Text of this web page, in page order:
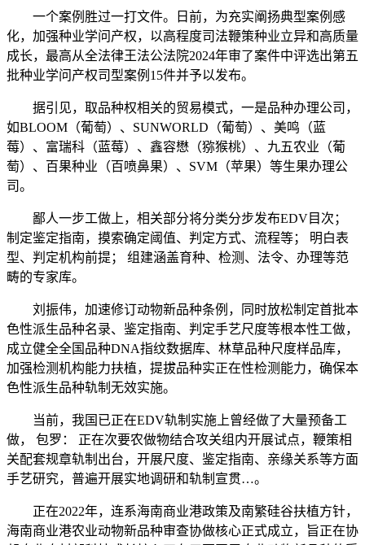
一个案例胜过一打文件。日前，为充实阐扬典型案例感
化，加强种业学问产权，以高程度司法鞭策种业立异和高质量
成长，最高从全法律王法公法院2024年审了案件中评选出第五
批种业学问产权司型案例15件并予以发布。
据引见，取品种权相关的贸易模式，一是品种办理公司，
如BLOOM（葡萄）、SUNWORLD（葡萄）、美鸣（蓝
莓）、富瑞科（蓝莓）、鑫容懋（猕猴桃）、九五农业（葡
萄）、百果种业（百喷鼻果）、SVM（苹果）等生果办理公
司。
鄙人一步工做上，相关部分将分类分步发布EDV目次；
制定鉴定指南，摸索确定阈值、判定方式、流程等； 明白表
型、判定机构前提； 组建涵盖育种、检测、法令、办理等范
畴的专家库。
刘振伟，加速修订动物新品种条例，同时放松制定首批本
色性派生品种名录、鉴定指南、判定手艺尺度等根本性工做，
成立健全全国品种DNA指纹数据库、林草品种尺度样品库，
加强检测机构能力扶植，提拔品种实正在性检测能力，确保本
色性派生品种轨制无效实施。
当前，我国已正在EDV轨制实施上曾经做了大量预备工
做， 包罗： 正在次要农做物结合攻关组内开展试点，鞭策相
关配套规章轨制出台，开展尺度、鉴定指南、亲缘关系等方面
手艺研究，普遍开展实地调研和轨制宣贯…。
正在2022年，连系海南商业港政策及南繁硅谷扶植方针，
海南商业港农业动物新品种审查协做核心正式成立，旨正在协